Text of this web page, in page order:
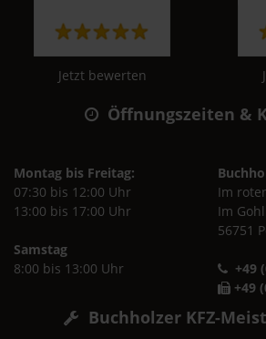
Jetzt bewerten
Öffnungszeiten &
Montag bis Freitag:
07:30 bis 12:00 Uhr
13:00 bis 17:00 Uhr
Samstag
8:00 bis 13:00 Uhr
Im
Im
56751
+49
+49
Buchholzer KFZ-